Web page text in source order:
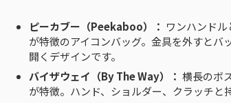
ピーカブー（Peekaboo）： ワンハンド
が特徴のアイコンバッグ。金具を外すと
開くデザインです。
バイザウェイ（By The Way）： 横長のボ
が特徴。ハンド、ショルダー、クラッチと